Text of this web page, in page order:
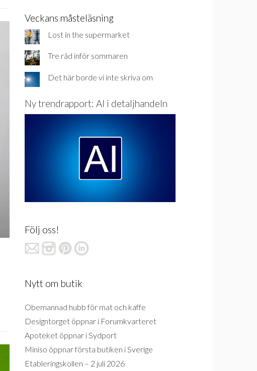
Veckans måsteläsning
Lost in the supermarket
Tre råd inför sommaren
Det här borde vi inte skriva om
Ny trendrapport: AI i detaljhandeln
Följ oss!
Nytt om butik
Obemannad hubb för mat och kaffe
Designtorget öppnar i Forumkvarteret
Apoteket öppnar i Sydport
Miniso öppnar första butiken i Sverige
Etableringskollen – 2 juli 2026